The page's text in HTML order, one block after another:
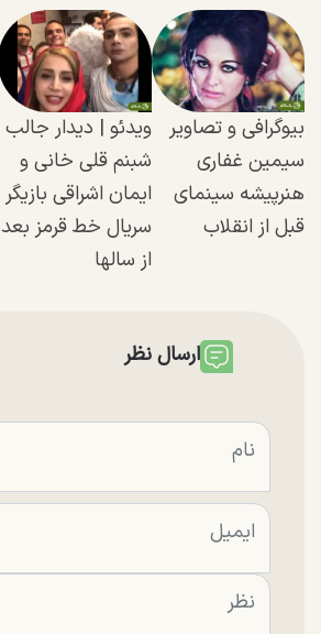
بیوگرافی و تصاویر
سیمین غفاری
هنرپیشه سینمای
قبل از انقلاب
ویدئو | دیدار جالب
شبنم قلی خانی و
ایمان اشراقی بازیگر
سریال خط قرمز بعد
از سالها
ارسال نظر